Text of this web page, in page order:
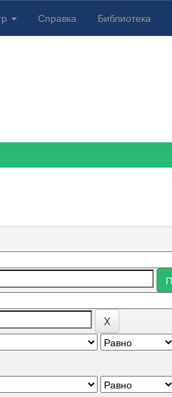
Справка Библиотека